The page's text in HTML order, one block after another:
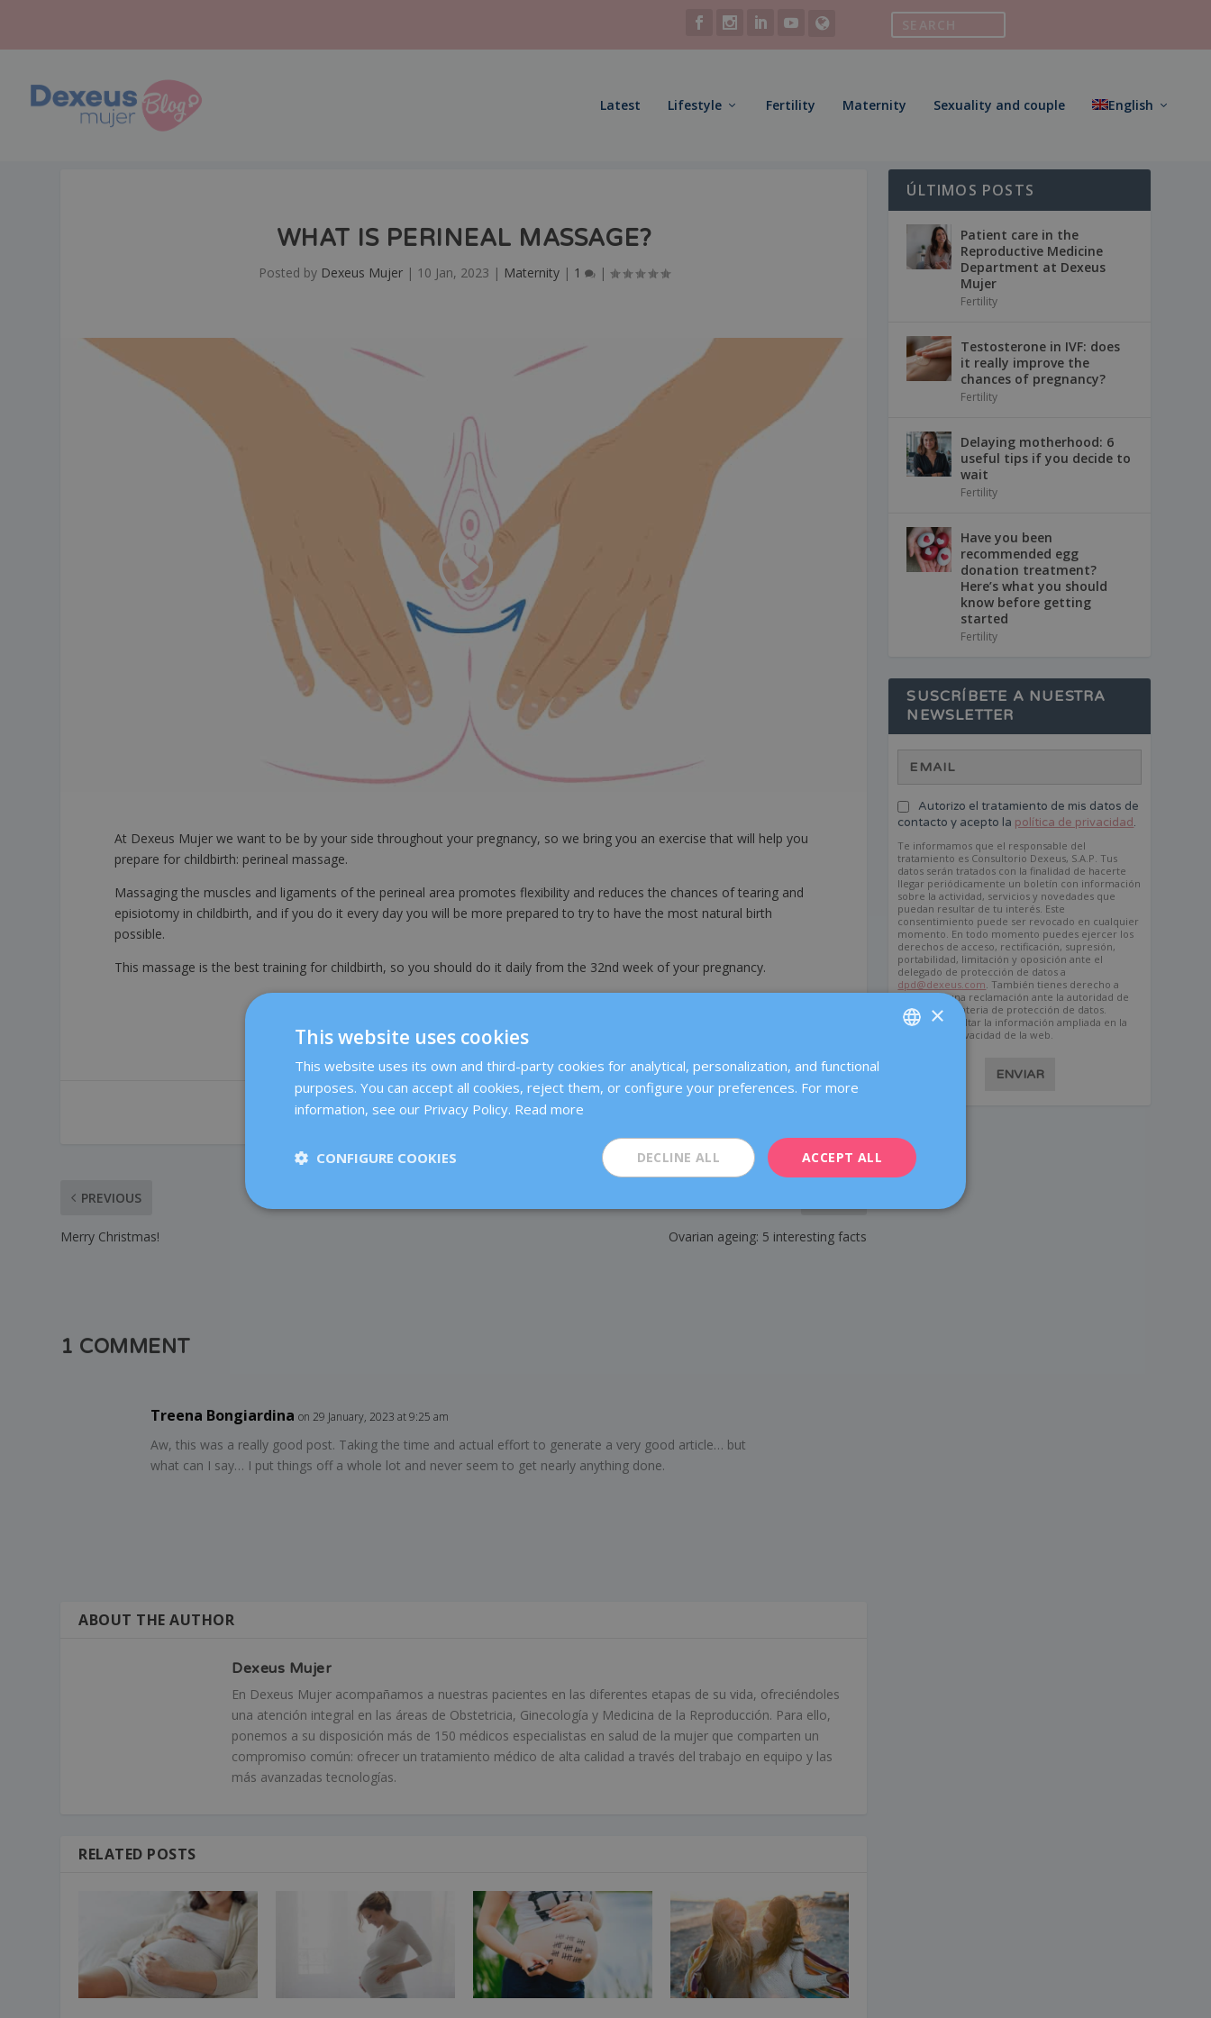
Latest Lifestyle Fertility Maternity Sexuality and couple English
WHAT IS PERINEAL MASSAGE?
Posted by Dexeus Mujer| 10 Jan, 2023 | Maternity| 1 |
At Dexeus Mujer we want to be by your side throughout your pregnancy, so we bring you an exercise that will help you
prepare for childbirth: perineal massage.
Massaging the muscles and ligaments of the perineal area promotes flexibility and reduces the chances of tearing and
episiotomy in childbirth, and if you do it every day you will be more prepared to try to have the most natural birth
possible.
This massage is the best training for childbirth, so you should do it daily from the 32nd week of your pregnancy.
SHARE: RATE:
PREVIOUS
Merry Christmas! Ovarian ageing: 5 interesting facts
1 COMMENT
Treena Bongiardina on 29 January, 2023 at 9:25 am
Aw, this was a really good post. Taking the time and actual effort to generate a very good article… but
what can I say… I put things off a whole lot and never seem to get nearly anything done.
ABOUT THE AUTHOR
Dexeus Mujer
En Dexeus Mujer acompañamos a nuestras pacientes en las diferentes etapas de su vida, ofreciéndoles
una atención integral en las áreas de Obstetricia, Ginecología y Medicina de la Reproducción. Para ello,
ponemos a su disposición más de 150 médicos especialistas en salud de la mujer que comparten un
compromiso común: ofrecer un tratamiento médico de alta calidad a través del trabajo en equipo y las
más avanzadas tecnologías.
RELATED POSTS
ÚLTIMOS POSTS
Patient care in the
Reproductive Medicine
Department at Dexeus
Mujer
Fertility
Testosterone in IVF: does
it really improve the
chances of pregnancy?
Fertility
Delaying motherhood: 6
useful tips if you decide to
wait
Fertility
Have you been
recommended egg
donation treatment?
Here’s what you should
know before getting
started
Fertility
SUSCRÍBETE A NUESTRA
NEWSLETTER
Autorizo el tratamiento de mis datos de
contacto y acepto la política de privacidad.
Te informamos que el responsable del
tratamiento es Consultorio Dexeus, S.A.P. Tus
datos serán tratados con la finalidad de hacerte
llegar periódicamente un boletín con información
sobre la actividad, servicios y novedades que
puedan resultar de tu interés. Este
consentimiento puede ser revocado en cualquier
momento. En todo momento puedes ejercer los
derechos de acceso, rectificación, supresión,
portabilidad, limitación y oposición ante el
delegado de protección de datos a
dpd@dexeus.com . También tienes derecho a
presentar una reclamación ante la autoridad de
control en materia de protección de datos.
Puedes consultar la información ampliada en la
política de privacidad de la web.
ENVIAR
FRENCH
×
This website uses cookies
This website uses its own and third-party cookies for analytical, personalization, and functional
purposes. You can accept all cookies, reject them, or configure your preferences. For more
information, see our Privacy Policy. Read more
ACCEPT ALL
DECLINE ALL
CONFIGURE COOKIES